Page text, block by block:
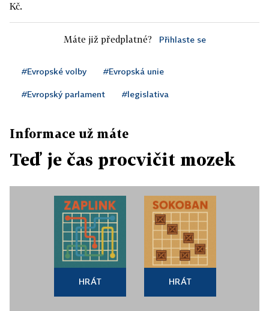
Kč.
Máte již předplatné? Přihlaste se
#Evropské volby #Evropská unie
#Evropský parlament #legislativa
Informace už máte
Teď je čas procvičit mozek
HRÁT HRÁT